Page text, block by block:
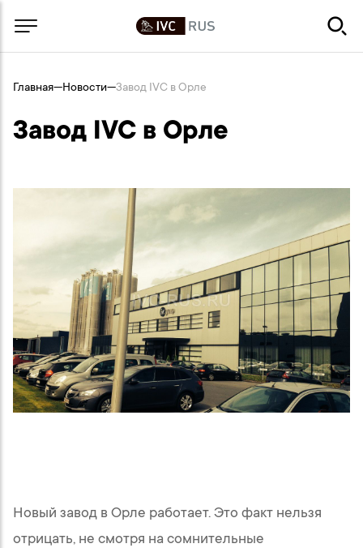
Главная—Новости—Завод IVC в Орле
Завод IVC в Орле
Новый завод в Орле работает. Это факт нельзя
отрицать, не смотря на сомнительные